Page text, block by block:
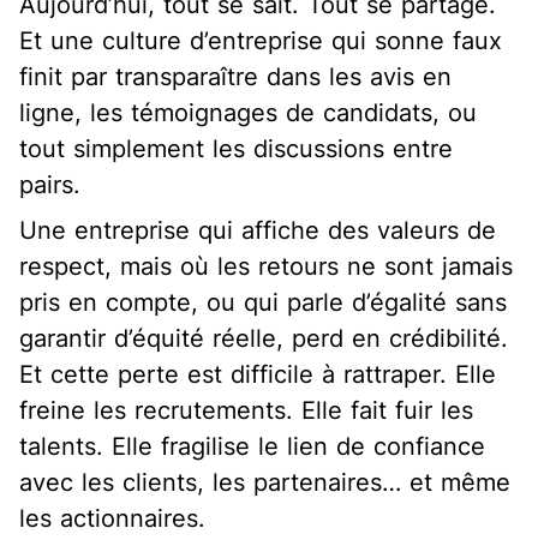
Et une culture d’entreprise qui sonne faux
finit par transparaître dans les avis en
ligne, les témoignages de candidats, ou
tout simplement les discussions entre
pairs.
Une entreprise qui affiche des valeurs de
respect, mais où les retours ne sont jamais
pris en compte, ou qui parle d’égalité sans
garantir d’équité réelle, perd en crédibilité.
Et cette perte est difficile à rattraper. Elle
freine les recrutements. Elle fait fuir les
talents. Elle fragilise le lien de confiance
avec les clients, les partenaires… et même
les actionnaires.